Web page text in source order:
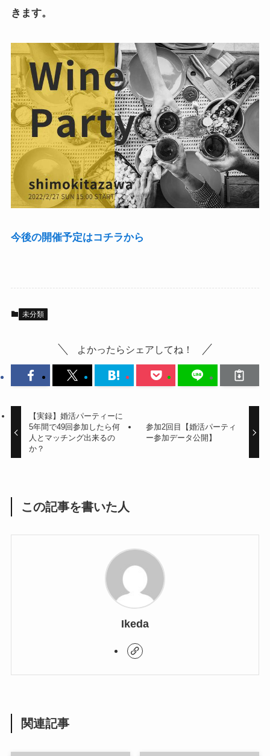
きます。
今後の開催予定はコチラから
未分類
よかったらシェアしてね！
【実録】婚活パーティーに
5年間で49回参加したら何
人とマッチング出来るの
か？
参加2回目【婚活パーティ
ー参加データ公開】
この記事を書いた人
Ikeda
関連記事